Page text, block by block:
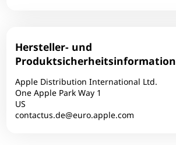
Hersteller- und
Produktsicherheitsinformation
Apple Distribution International Ltd.
One Apple Park Way 1
US
contactus.de@euro.apple.com